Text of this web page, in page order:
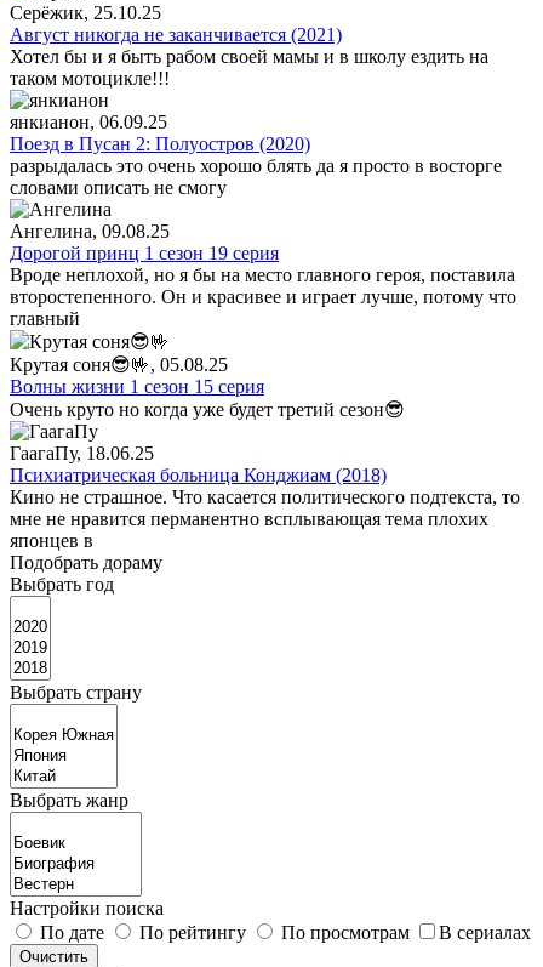
Серёжик, 25.10.25
Август никогда не заканчивается (2021)
Хотел бы и я быть рабом своей мамы и в школу ездить на
таком мотоцикле!!!
янкианон, 06.09.25
Поезд в Пусан 2: Полуостров (2020)
разрыдалась это очень хорошо блять да я просто в восторге
словами описать не смогу
Ангелина, 09.08.25
Дорогой принц 1 сезон 19 серия
Вроде неплохой, но я бы на место главного героя, поставила
второстепенного. Он и красивее и играет лучше, потому что
главный
Крутая соня😎🤟, 05.08.25
Волны жизни 1 сезон 15 серия
Очень круто но когда уже будет третий сезон😎
ГаагаПу, 18.06.25
Психиатрическая больница Конджиам (2018)
Кино не страшное. Что касается политического подтекста, то
мне не нравится перманентно всплывающая тема плохих
японцев в
Подобрать дораму
Выбрать год
Выбрать страну
Выбрать жанр
Настройки поиска
По дате
По рейтингу По просмотрам В сериалах